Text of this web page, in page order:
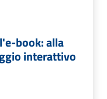
book: alla
interattivo